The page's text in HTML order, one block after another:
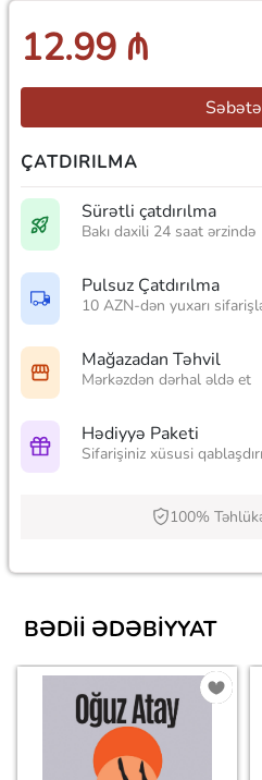
12.99 ₼
ÇATDIRILMA
Sürətli çatdırılma
Bakı daxili 24 saat ərzində
Pulsuz Çatdırılma
10 AZN-dən yuxarı
Mağazadan Təhvil
Mərkəzdən dərhal əldə et
Hədiyyə Paketi
Sifarişiniz xüsusi
100%
BƏDII ƏDƏBIYYAT